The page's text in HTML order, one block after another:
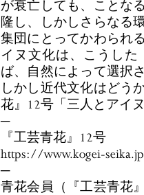
が衰亡しても、ことな
隆し、しかしさらなる
集団にとってかわられ
イヌ文化は、こうし
ば、自然によって選択
しかし近代文化はどう
花』12号「三人とアイ
─
『工芸青花』12号
https://www.kogei-
─
青花会員（『工芸青花